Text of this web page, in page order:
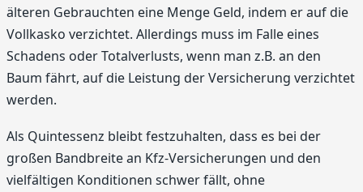
älteren Gebrauchten eine Menge Geld, indem er auf die
Vollkasko verzichtet. Allerdings muss im Falle eines
Schadens oder Totalverlusts, wenn man z.B. an den
Baum fährt, auf die Leistung der Versicherung verzichtet
werden.
Als Quintessenz bleibt festzuhalten, dass es bei der
großen Bandbreite an Kfz-Versicherungen und den
vielfältigen Konditionen schwer fällt, ohne